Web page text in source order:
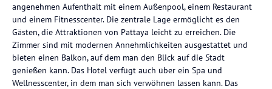
angenehmen Aufenthalt mit einem Außenpool, einem Restaurant
und einem Fitnesscenter. Die zentrale Lage ermöglicht es den
Gästen, die Attraktionen von Pattaya leicht zu erreichen. Die
Zimmer sind mit modernen Annehmlichkeiten ausgestattet und
bieten einen Balkon, auf dem man den Blick auf die Stadt
genießen kann. Das Hotel verfügt auch über ein Spa und
Wellnesscenter, in dem man sich verwöhnen lassen kann. Das